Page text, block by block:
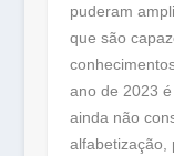
puderam
que são
ano de 2023
ainda não
alfabetização,